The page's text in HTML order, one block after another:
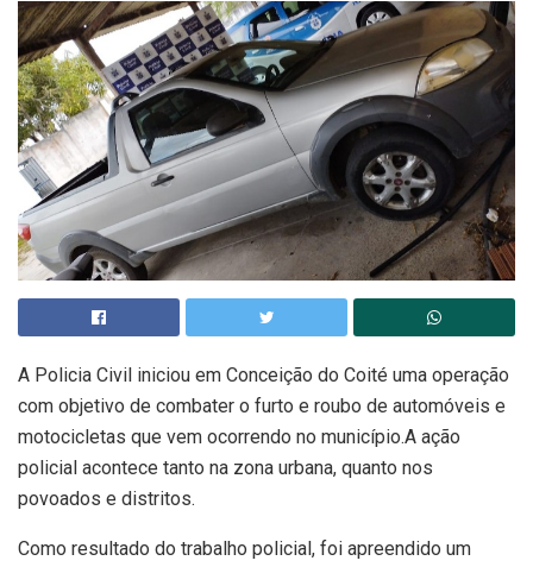
A Policia Civil iniciou em Conceição do Coité uma operação
com objetivo de combater o furto e roubo de automóveis e
motocicletas que vem ocorrendo no município.A ação
policial acontece tanto na zona urbana, quanto nos
povoados e distritos.
Como resultado do trabalho policial, foi apreendido um